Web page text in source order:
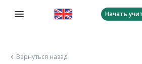
Начать
Вернуться назад